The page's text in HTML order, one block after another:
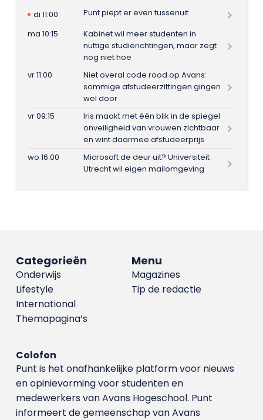
di 11:00
Punt piept er even tussenuit
ma 10:15
Kabinet wil meer studenten in
nuttige studierichtingen, maar zegt
nog niet hoe
vr 11:00
Niet overal code rood op Avans:
sommige afstudeerzittingen gingen
wel door
vr 09:15
Iris maakt met één blik in de spiegel
onveiligheid van vrouwen zichtbaar
en wint daarmee afstudeerprijs
wo 16:00
Microsoft de deur uit? Universiteit
Utrecht wil eigen mailomgeving
Menu
Magazines
Tip de redactie
Categorieën
Onderwijs
Lifestyle
International
Themapagina’s
Colofon
Punt is het onafhankelijke platform voor nieuws
en opinievorming voor studenten en
medewerkers van Avans Hoge­school. Punt
informeert de gemeenschap van Avans